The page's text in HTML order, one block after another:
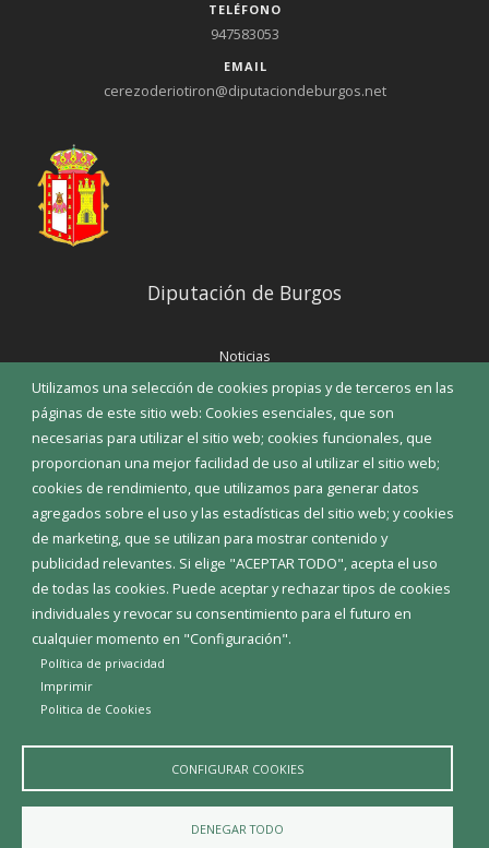
Utilizamos una selección de cookies propias y de terceros en las
páginas de este sitio web: Cookies esenciales, que son
necesarias para utilizar el sitio web; cookies funcionales, que
proporcionan una mejor facilidad de uso al utilizar el sitio web;
cookies de rendimiento, que utilizamos para generar datos
agregados sobre el uso y las estadísticas del sitio web; y cookies
de marketing, que se utilizan para mostrar contenido y
publicidad relevantes. Si elige "ACEPTAR TODO", acepta el uso
de todas las cookies. Puede aceptar y rechazar tipos de cookies
individuales y revocar su consentimiento para el futuro en
cualquier momento en "Configuración".
Política de privacidad
Imprimir
Politica de Cookies
CONFIGURAR COOKIES
DENEGAR TODO
TELÉFONO
947583053
EMAIL
cerezoderiotiron@diputaciondeburgos.net
Diputación de Burgos
Noticias
Eventos
Corporación Municipal
Teléfonos de interés
INICIAR SESIÓN
MAPA WEB